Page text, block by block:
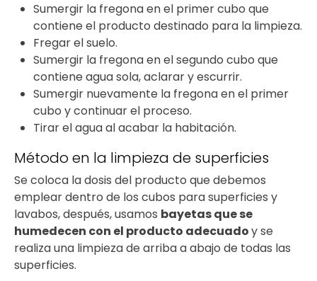
Sumergir la fregona en el primer cubo que
contiene el producto destinado para la limpieza.
Fregar el suelo.
Sumergir la fregona en el segundo cubo que
contiene agua sola, aclarar y escurrir.
Sumergir nuevamente la fregona en el primer
cubo y continuar el proceso.
Tirar el agua al acabar la habitación.
Método en la limpieza de superficies
Se coloca la dosis del producto que debemos
emplear dentro de los cubos para superficies y
lavabos, después, usamos bayetas que se
humedecen con el producto adecuadoy se
realiza una limpieza de arriba a abajo de todas las
superficies.